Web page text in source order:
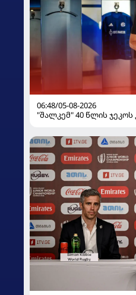
06:48/05-08-2026
"შალკემ" 40 წლის